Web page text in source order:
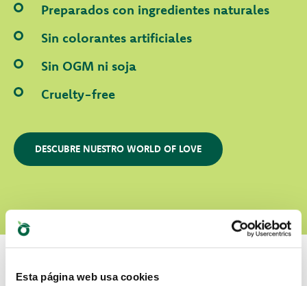
Esta página web usa cookies
Preparados con ingredientes naturales
Sin colorantes artificiales
Sin OGM ni soja
Cruelty-free
DESCUBRE NUESTRO WORLD OF LOVE